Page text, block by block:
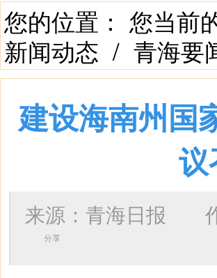
您的位置： 您当前
新闻动态 / 青海要
建设海南州国
来源：青海日报
分享